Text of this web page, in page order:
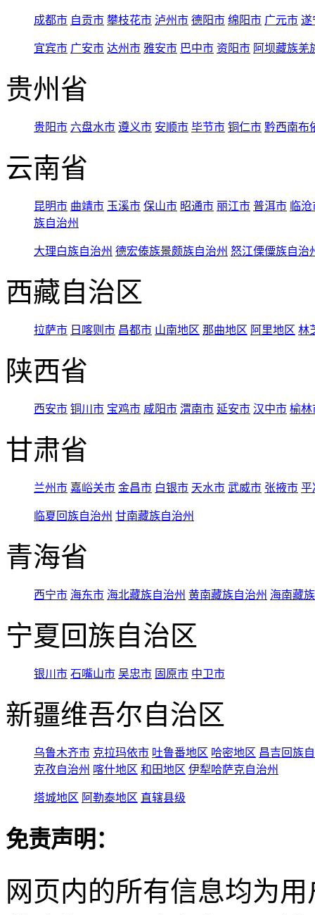
成都市 自贡市 攀枝花市 泸州市 德阳市 绵阳市 广元市 遂
宜宾市 广安市 达州市 雅安市 巴中市 资阳市 阿坝藏族羌
贵州省
贵阳市 六盘水市 遵义市 安顺市 毕节市 铜仁市 黔西南布
云南省
昆明市 曲靖市 玉溪市 保山市 昭通市 丽江市 普洱市 临
族自治州
大理白族自治州 德宏傣族景颇族自治州 怒江傈僳族自治
西藏自治区
拉萨市 日喀则市 昌都市 山南地区 那曲地区 阿里地区 林
陕西省
西安市 铜川市 宝鸡市 咸阳市 渭南市 延安市 汉中市 榆林
甘肃省
兰州市 嘉峪关市 金昌市 白银市 天水市 武威市 张掖市 平
临夏回族自治州 甘南藏族自治州
青海省
西宁市 海东市 海北藏族自治州 黄南藏族自治州 海南藏
宁夏回族自治区
银川市 石嘴山市 吴忠市 固原市 中卫市
新疆维吾尔自治区
乌鲁木齐市 克拉玛依市 吐鲁番地区 哈密地区 昌吉回族
克孜自治州 喀什地区 和田地区 伊犁哈萨克自治州
塔城地区 阿勒泰地区 直辖县级
免责声明：
网页内的所有信息均为